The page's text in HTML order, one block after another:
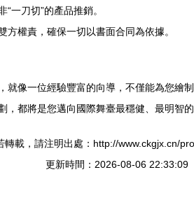
一刀切”的產品推銷。
方權責，確保一切以書面合同為依據。
像一位經驗豐富的向導，不僅能為您
都將是您邁向國際舞臺最穩健、最明智的
轉載，請注明出處：http://www.ckgjx.cn/
更新時間：2026-08-06 22:33:09